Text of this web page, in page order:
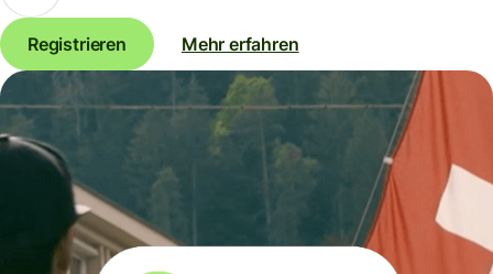
Registrieren Mehr erfahren